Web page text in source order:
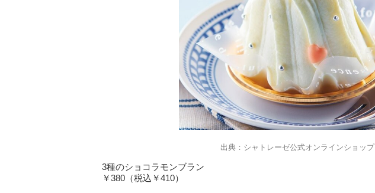
出典：シャトレーゼ公式オンラインショップ
3種のショコラモンブラン
￥380（税込￥410）